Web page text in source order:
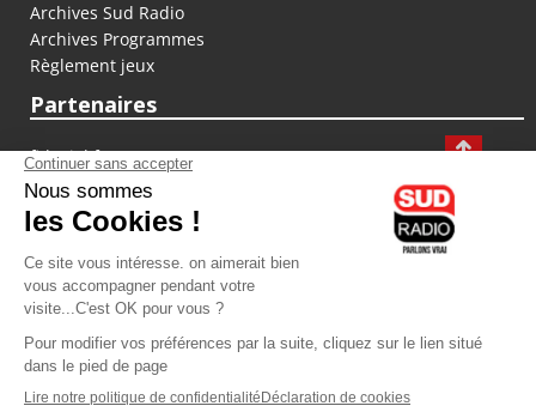
Archives Sud Radio
Archives Programmes
Règlement jeux
Partenaires
fiducial.fr
lyoncapitale.fr
olympique-et-lyonnais.com
L'application Iphone / Android
Téléchargez l'application
Les cookies